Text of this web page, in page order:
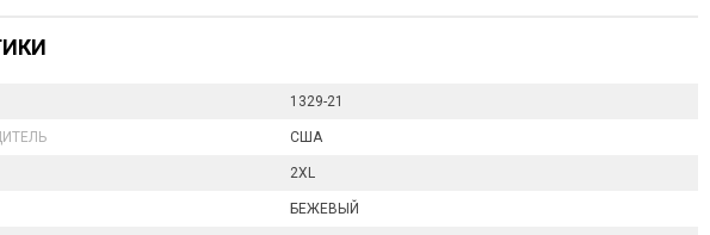
1329-21
США
2XL
БЕЖЕВЫЙ